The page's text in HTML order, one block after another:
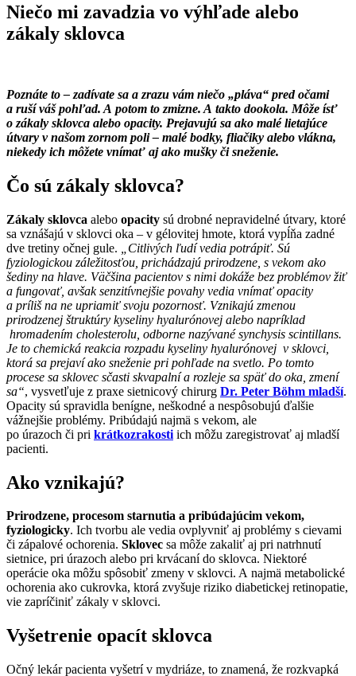
Niečo mi zavadzia vo výhľade alebo
zákaly sklovca
Poznáte to – zadívate sa a zrazu vám niečo „pláva“ pred očami
a ruší váš pohľad. A potom to zmizne. A takto dookola. Môže ísť
o zákaly sklovca alebo opacity. Prejavujú sa ako malé lietajúce
útvary v našom zornom poli – malé bodky, fliačiky alebo vlákna,
niekedy ich môžete vnímať aj ako mušky či sneženie.
Čo sú zákaly sklovca?
Zákaly sklovca alebo opacity sú drobné nepravidelné útvary, ktoré
sa vznášajú v sklovci oka – v gélovitej hmote, ktorá vypĺňa zadné
dve tretiny očnej gule.
„Citlivých ľudí vedia potrápiť. Sú
fyziologickou záležitosťou, prichádzajú prirodzene, s vekom ako
šediny na hlave. Väčšina pacientov s nimi dokáže bez problémov žiť
a fungovať, avšak senzitívnejšie povahy vedia vnímať opacity
a príliš na ne upriamiť svoju pozornosť. Vznikajú zmenou
prirodzenej štruktúry kyseliny hyalurónovej alebo napríklad
hromadením cholesterolu, odborne nazývané synchysis scintillans.
Je to chemická reakcia rozpadu kyseliny hyalurónovej v sklovci,
ktorá sa prejaví ako sneženie pri pohľade na svetlo. Po tomto
procese sa sklovec sčasti skvapalní a rozleje sa späť do oka, zmení
sa“, vysvetľuje z praxe sietnicový chirurg Dr. Peter Böhm mladší.
Opacity sú spravidla benígne, neškodné a nespôsobujú ďalšie
vážnejšie problémy. Pribúdajú najmä s vekom, ale
po úrazoch či pri krátkozrakosti ich môžu zaregistrovať aj mladší
pacienti.
Ako vznikajú?
Prirodzene, procesom starnutia a pribúdajúcim vekom,
fyziologicky. Ich tvorbu ale vedia ovplyvniť aj problémy s cievami
či zápalové ochorenia. Sklovec sa môže zakaliť aj pri natrhnutí
sietnice, pri úrazoch alebo pri krvácaní do sklovca. Niektoré
operácie oka môžu spôsobiť zmeny v sklovci. A najmä metabolické
ochorenia ako cukrovka, ktorá zvyšuje riziko diabetickej retinopatie,
vie zapríčiniť zákaly v sklovci.
Vyšetrenie opacít sklovca
Očný lekár pacienta vyšetrí v mydriáze, to znamená, že rozkvapká